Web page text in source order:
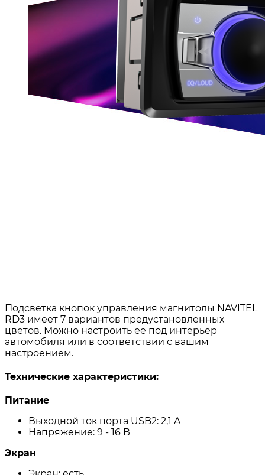
Подсветка кнопок управления магнитолы NAVITEL
RD3 имеет 7 вариантов предустановленных
цветов. Можно настроить ее под интерьер
автомобиля или в соответствии с вашим
настроением.
Технические характеристики:
Питание
Выходной ток порта USB2: 2,1 A
Напряжение: 9 - 16 В
Экран